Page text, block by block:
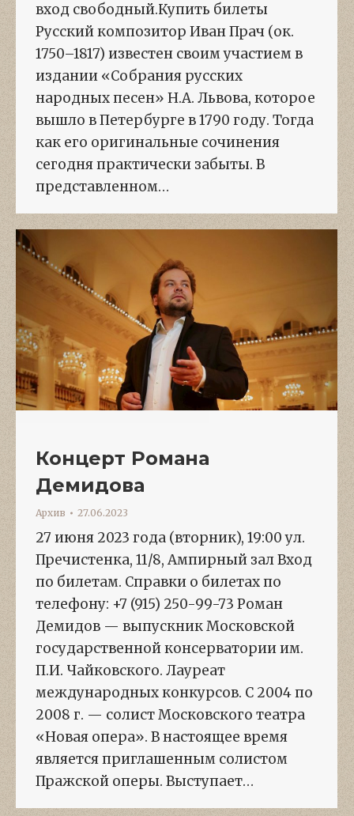
вход свободный.Купить билеты
Русский композитор Иван Прач (ок.
1750–1817) известен своим участием в
издании «Собрания русских
народных песен» Н.А. Львова, которое
вышло в Петербурге в 1790 году. Тогда
как его оригинальные сочинения
сегодня практически забыты. В
представленном…
Концерт Романа
Демидова
Архив 27.06.2023
27 июня 2023 года (вторник), 19:00 ул.
Пречистенка, 11/8, Ампирный зал Вход
по билетам. Справки о билетах по
телефону: +7 (915) 250-99-73 Роман
Демидов — выпускник Московской
государственной консерватории им.
П.И. Чайковского. Лауреат
международных конкурсов. С 2004 по
2008 г. — солист Московского театра
«Новая опера». В настоящее время
является приглашенным солистом
Пражской оперы. Выступает…